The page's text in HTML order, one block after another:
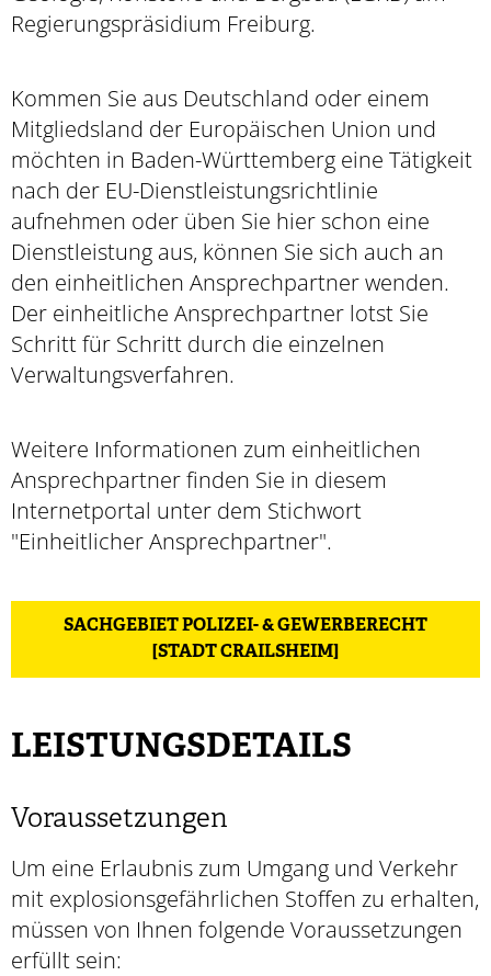
Regierungspräsidium Freiburg.
Kommen Sie aus Deutschland oder einem
Mitgliedsland der Europäischen Union und
möchten in Baden-Württemberg eine Tätigkeit
nach der EU-Dienstleistungsrichtlinie
aufnehmen oder üben Sie hier schon eine
Dienstleistung aus, können Sie sich auch an
den einheitlichen Ansprechpartner wenden.
Der einheitliche Ansprechpartner lotst Sie
Schritt für Schritt durch die einzelnen
Verwaltungsverfahren.
Weitere Informationen zum einheitlichen
Ansprechpartner finden Sie in diesem
Internetportal unter dem Stichwort
"Einheitlicher Ansprechpartner".
SACHGEBIET POLIZEI- & GEWERBERECHT
[STADT CRAILSHEIM]
LEISTUNGSDETAILS
Voraussetzungen
Um eine Erlaubnis zum Umgang und Verkehr
mit explosionsgefährlichen Stoffen zu erhalten,
müssen von Ihnen folgende Voraussetzungen
erfüllt sein: